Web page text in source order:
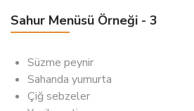
Sahur Menüsü Örneği - 3
Süzme peynir
Sahanda yumurta
Çiğ sebzeler